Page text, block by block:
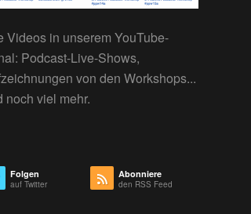
Videos in unserem YouTube-
Podcast-Live-Shows,
von den Workshops...
noch viel mehr.
Folgen
auf Twitter
Abonniere
den RSS Feed